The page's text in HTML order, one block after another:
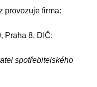
provozuje firma:
Praha 8, DIČ:
spotřebitelského